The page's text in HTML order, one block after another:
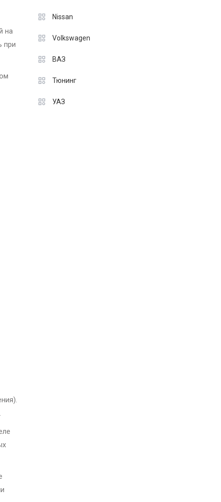
на
при
Nissan
Volkswagen
ВАЗ
Тюнинг
УАЗ